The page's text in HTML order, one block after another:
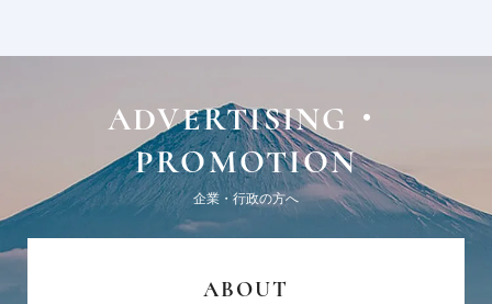
ADVERTISING・
PROMOTION
企業・行政の方へ
ABOUT